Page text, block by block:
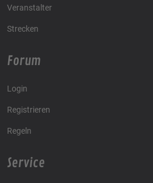
Veranstalter
Strecken
Forum
Login
Registrieren
Regeln
Service